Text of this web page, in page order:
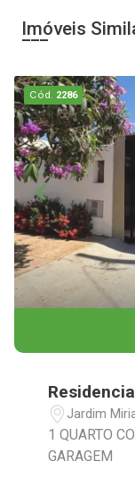
Imóveis
Cód. 2286
Jardim
1 QUARTO COZINHA BANHEIRO LAVANDERIA
GARAGEM